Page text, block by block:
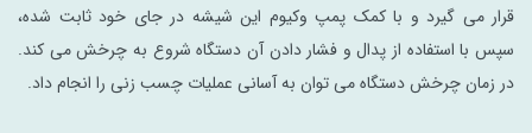
قرار می ‌گیرد و با کمک پمپ وکیوم این شیشه در جای خود ثابت شده،
سپس با استفاده از پدال و فشار دادن آن دستگاه شروع به چرخش می کند.
در زمان چرخش دستگاه می توان به آسانی عملیات چسب زنی را انجام داد.